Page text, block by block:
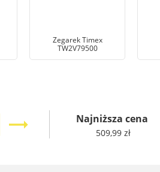
Zegarek Timex
TW2V79500
trending_flat Najniższa cena
509,99 zł